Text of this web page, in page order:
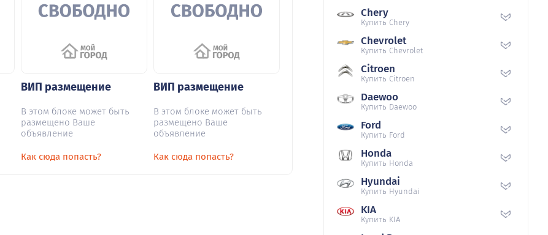
ВИП размещение
В этом блоке может быть
размещено Ваше
объявление
Как сюда попасть?
ВИП размещение
В этом блоке может быть
размещено Ваше
объявление
Как сюда попасть?
Chery
Купить Chery
Chevrolet
Купить Chevrolet
Citroen
Купить Citroen
Daewoo
Купить Daewoo
Ford
Купить Ford
Honda
Купить Honda
Hyundai
Купить Hyundai
KIA
Купить KIA